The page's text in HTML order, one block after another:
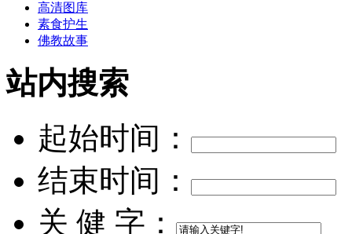
高清图库
素食护生
佛教故事
站内搜索
起始时间：
结束时间：
关 健 字：